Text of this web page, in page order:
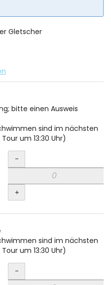
Gletscher
bitte einen Ausweis
sind im nächsten
um 13:30 Uhr)
Menge
-
+
sind im nächsten
um 13:30 Uhr)
Menge
-